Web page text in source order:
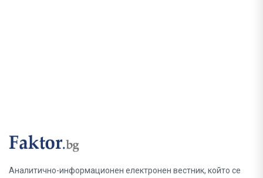
Аналитично-информационен електронен вестник, който се